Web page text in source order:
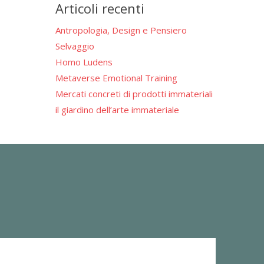
Articoli recenti
Antropologia, Design e Pensiero
Selvaggio
Homo Ludens
Metaverse Emotional Training
Mercati concreti di prodotti immateriali
il giardino dell’arte immateriale